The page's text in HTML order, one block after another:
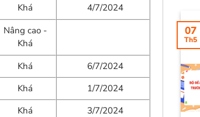
Khá 4/7/2024
Nâng cao -
Khá
Khá
6/7/2024
Khá 1/7/2024
Khá
3/7/2024
07
Th5